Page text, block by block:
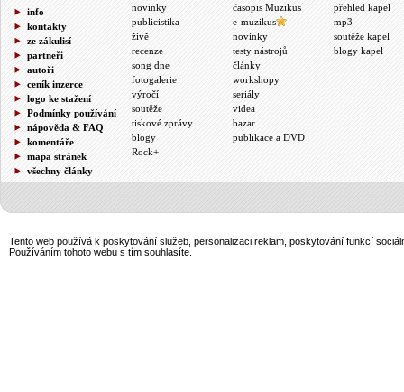
info
kontakty
ze zákulisí
partneři
autoři
ceník inzerce
logo ke stažení
Podmínky používání
nápověda & FAQ
komentáře
mapa stránek
všechny články
novinky
publicistika
živě
recenze
song dne
fotogalerie
výročí
soutěže
tiskové zprávy
blogy
Rock+
časopis Muzikus
e-muzikus
novinky
testy nástrojů
články
workshopy
seriály
videa
bazar
publikace a DVD
přehled kapel
mp3
soutěže kapel
blogy kapel
Tento web používá k poskytování služeb, personalizaci reklam, poskytování funkcí
Používáním tohoto webu s tím souhlasíte.